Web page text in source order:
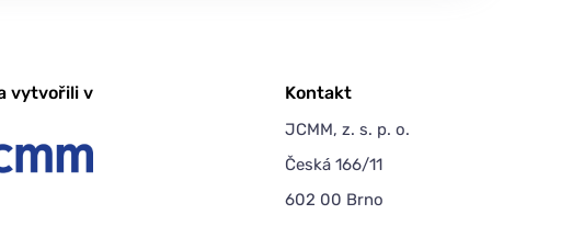
vytvořili v Kontakt
JCMM, z. s. p. o.
Česká 166/11
602 00 Brno